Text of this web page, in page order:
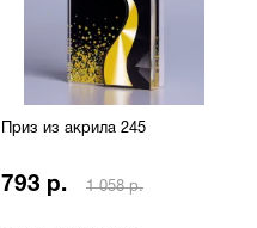
Приз из акрила 245
793 р. 1 058 р.